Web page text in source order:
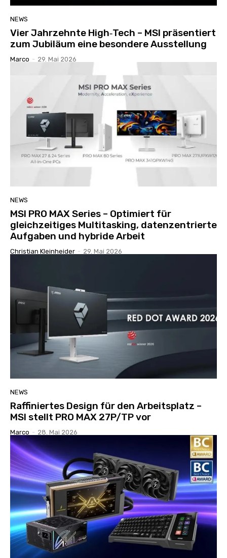
NEWS
Vier Jahrzehnte High‑Tech – MSI präsentiert
zum Jubiläum eine besondere Ausstellung
Marco - 29. Mai 2026
NEWS
MSI PRO MAX Series – Optimiert für
gleichzeitiges Multitasking, datenzentrierte
Aufgaben und hybride Arbeit
Christian Kleinheider - 29. Mai 2026
NEWS
Raffiniertes Design für den Arbeitsplatz –
MSI stellt PRO MAX 27P/TP vor
Marco - 28. Mai 2026